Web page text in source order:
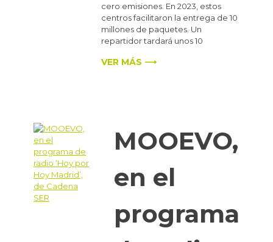
cero emisiones. En 2023, estos
centros facilitaron la entrega de 10
millones de paquetes. Un
repartidor tardará unos 10
VER MÁS ⟶
MOOEVO,
en el
programa